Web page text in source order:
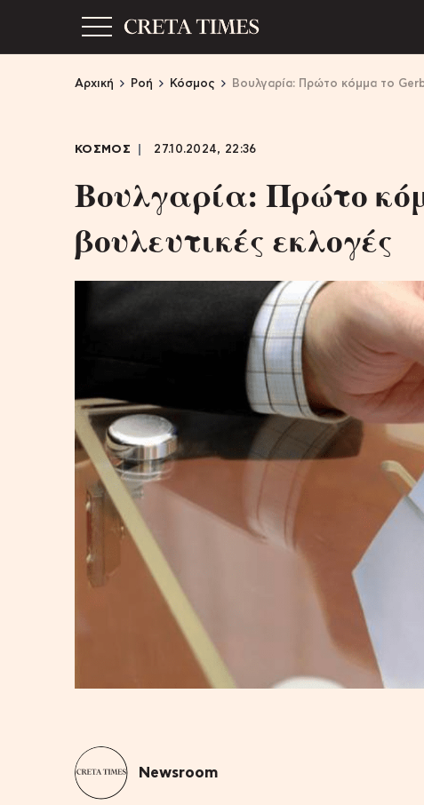
Αρχική Ροή Κόσμος Βουλγαρία: Πρώτο κόμμα το
ΚΟΣΜΟΣ 27.10.2024, 22:36
Βουλγαρία: Πρώτο
βουλευτικές εκλογές
Newsroom